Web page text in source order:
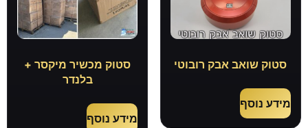
סטוק שואב אבק רובוטי
מידע נוסף
סטוק מכשיר מיקסר +
בלנדר
מידע נוסף